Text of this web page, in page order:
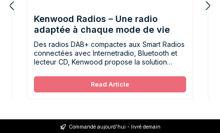
Kenwood Radios – Une radio
adaptée à chaque mode de vie
Des radios DAB+ compactes aux Smart Radios
connectées avec Internetradio, Bluetooth et
lecteur CD, Kenwood propose la solution
chaque pièce de la maison.
Read Article
Commandé aujourd'hui - livré demain